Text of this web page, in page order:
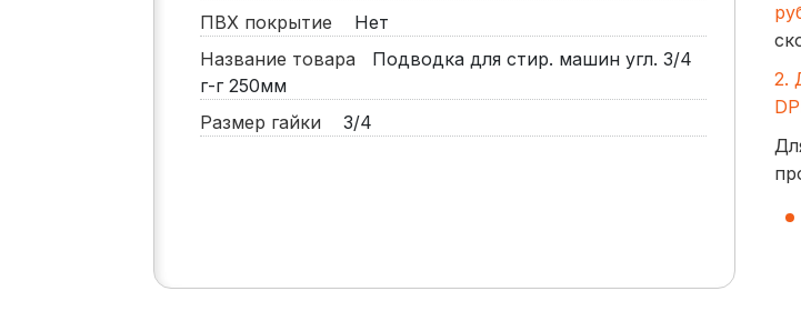
ПВХ покрытие
Нет
Название товара
Подводка для стир. машин угл. 3/4
г-г 250мм
Размер гайки
3/4
2.